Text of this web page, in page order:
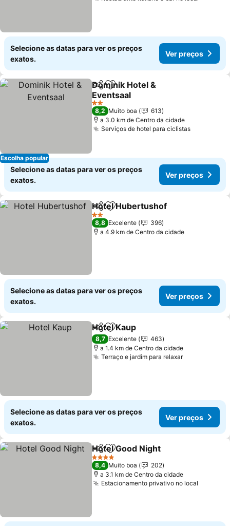
Selecione as datas para ver os preços
exatos.
Ver preços
Escolha popular
PartilharAdicionar aos favoritos
Dominik Hotel &
Eventsaal
2 Estrelas
8,2 Muito boa
613
a 3.0 km de Centro da cidade
Serviços de hotel para ciclistas
Selecione as datas para ver os preços
exatos.
Ver preços
PartilharAdicionar aos favoritos
Hotel Hubertushof
2 Estrelas
8,8 Excelente
396
a 4.9 km de Centro da cidade
Selecione as datas para ver os preços
exatos.
Ver preços
PartilharAdicionar aos favoritos
Hotel Kaup
8,7 Excelente
463
a 1.4 km de Centro da cidade
Terraço e jardim para relaxar
Selecione as datas para ver os preços
exatos.
Ver preços
PartilharAdicionar aos favoritos
Hotel Good Night
4 Estrelas
8,4 Muito boa
202
a 3.1 km de Centro da cidade
Estacionamento privativo no local